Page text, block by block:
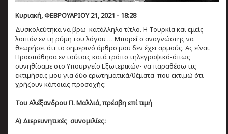
Κυριακή, ΦΕΒΡΟΥΑΡΙΟΥ 21, 2021 - 18:28
Δυσκολεύτηκα να βρω κατάλληλο τίτλο. Η Τουρκία και εμείς
λοιπόν εν τη ρύμη του λόγου … Μπορεί ο αναγνώστης να
θεωρήσει ότι το σημερινό άρθρο μου δεν έχει αρμούς. Ας είναι.
Προσπάθησα εν τούτοις κατά τρόπο τηλεγραφικό-όπως
συνηθίσαμε στο Υπουργείο Εξωτερικών- να παραθέσω τις
εκτιμήσεις μου για δύο ερωτηματικά/θέματα που εκτιμώ ότι
χρήζουν κάποιας προσοχής:
Του Αλέξανδρου Π. Μαλλιά, πρέσβη επί τιμή
Α) Διερευνητικές συνομιλίες: